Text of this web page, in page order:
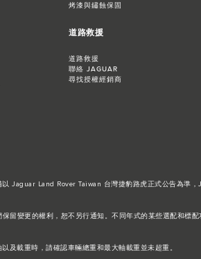
烤漆與鏽蝕保固
道路救援
道路救援
聯絡 JAGUAR
尋找授權經銷商
Jaguar Land Rover Taiwan 台灣捷豹路虎正式公告為準
變更的權利，恕不另行通知。不同年式的某些選配和標
及載重時，請確認車輛總重和最大軸載重並未超重。